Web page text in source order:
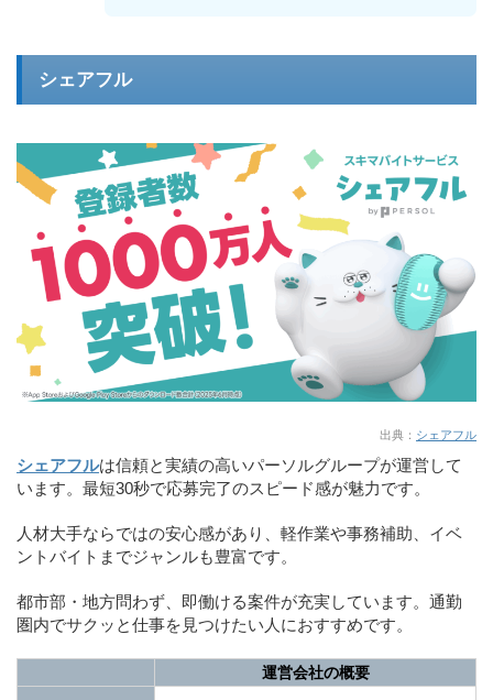
シェアフル
出典： シェアフル
シェアフルは信頼と実績の高いパーソルグループが運営して
います。最短30秒で応募完了のスピード感が魅力です。
人材大手ならではの安心感があり、軽作業や事務補助、イベ
ントバイトまでジャンルも豊富です。
都市部・地方問わず、即働ける案件が充実しています。通勤
圏内でサクッと仕事を見つけたい人におすすめです。
運営会社の概要